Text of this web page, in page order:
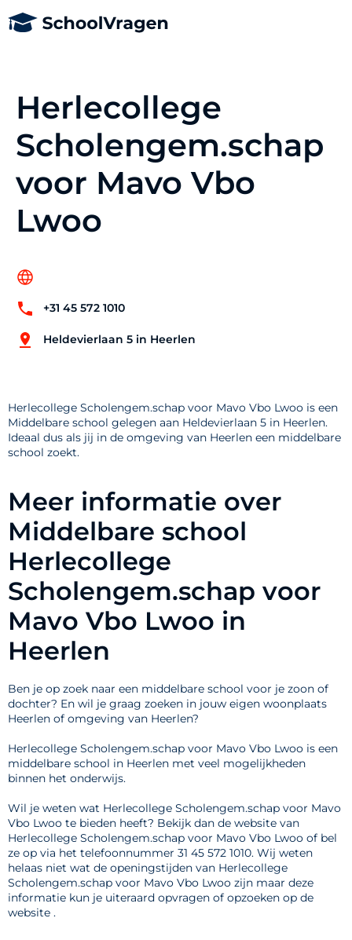
Herlecollege
Scholengem.schap
voor Mavo Vbo
Lwoo
+31 45 572 1010
Heldevierlaan 5 in Heerlen
Herlecollege Scholengem.schap voor Mavo Vbo Lwoo is een
Middelbare school gelegen aan Heldevierlaan 5 in Heerlen.
Ideaal dus als jij in de omgeving van Heerlen een middelbare
school zoekt.
Meer informatie over
Middelbare school
Herlecollege
Scholengem.schap voor
Mavo Vbo Lwoo in
Heerlen
Ben je op zoek naar een middelbare school voor je zoon of
dochter? En wil je graag zoeken in jouw eigen woonplaats
Heerlen of omgeving van Heerlen?
Herlecollege Scholengem.schap voor Mavo Vbo Lwoo is een
middelbare school in Heerlen met veel mogelijkheden
binnen het onderwijs.
Wil je weten wat Herlecollege Scholengem.schap voor Mavo
Vbo Lwoo te bieden heeft? Bekijk dan de website van
Herlecollege Scholengem.schap voor Mavo Vbo Lwoo of bel
ze op via het telefoonnummer 31 45 572 1010. Wij weten
helaas niet wat de openingstijden van Herlecollege
Scholengem.schap voor Mavo Vbo Lwoo zijn maar deze
informatie kun je uiteraard opvragen of opzoeken op de
website .